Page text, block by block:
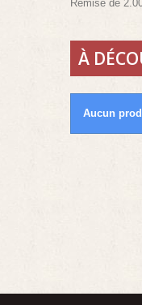
Remise de
À
Aucun